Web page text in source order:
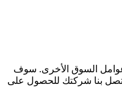
السوق الأخرى. سوف
بنا شركتك للحصول على